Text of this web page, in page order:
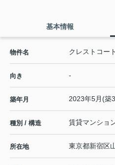
基本情報
物件名 クレストコー
向き -
築年月 2023年5月(築
種別 / 構造 賃貸マンショ
所在地 東京都新宿区